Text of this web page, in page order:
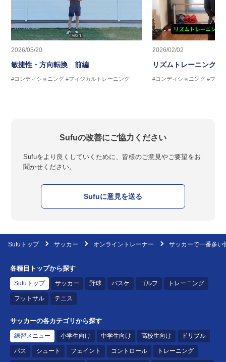
2026/05/20
敏捷性・方向転換 前編
#コンディショニング #フィジカルトレーニング
2026/02/02
リズムトレーニング
#コンディショニング #フィ
Sufuの改善にご協力ください
Sufuをより良くしていくために、皆様のご意見やご要望をお
聞かせください。
Sufuに意見を送る
Sufuトップ サッカー オンライントレーナー サッカーで一番多い
各種目トップから探す
Sufuトップ サッカー 野球 バスケ ゴルフ トレーニング
フットサル テニス
サッカーの各カテゴリから探す
練習メニュー 小学生向け 中学生向け 高校生向け ドリブル
パス シュート フェイント コントロール トレーニング